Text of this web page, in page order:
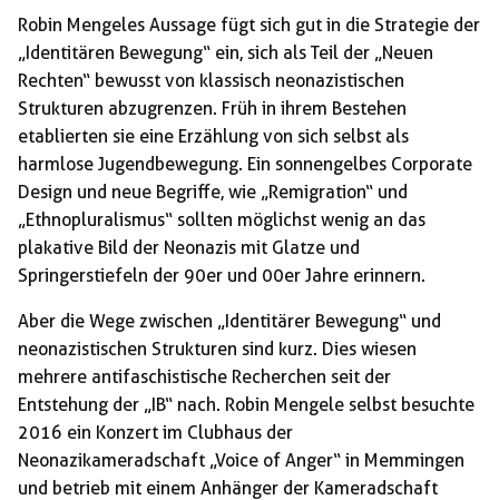
Robin Mengeles Aussage fügt sich gut in die Strategie der
„Identitären Bewegung“ ein, sich als Teil der „Neuen
Rechten“ bewusst von klassisch neonazistischen
Strukturen abzugrenzen. Früh in ihrem Bestehen
etablierten sie eine Erzählung von sich selbst als
harmlose Jugendbewegung. Ein sonnengelbes Corporate
Design und neue Begriffe, wie „Remigration“ und
„Ethnopluralismus“ sollten möglichst wenig an das
plakative Bild der Neonazis mit Glatze und
Springerstiefeln der 90er und 00er Jahre erinnern.
Aber die Wege zwischen „Identitärer Bewegung“ und
neonazistischen Strukturen sind kurz. Dies wiesen
mehrere antifaschistische Recherchen seit der
Entstehung der „IB“ nach. Robin Mengele selbst besuchte
2016 ein Konzert im Clubhaus der
Neonazikameradschaft „Voice of Anger“ in Memmingen
und betrieb mit einem Anhänger der Kameradschaft